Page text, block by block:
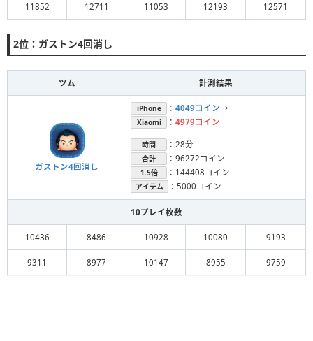
11852 12711 11053 12193 12571
2位：ガストン4回消し
ツム 計測結果
ガストン4回消し
iPhone ： 4049コイン→
Xiaomi ： 4979コイン
時間 ：28分
合計 ：96272コイン
1.5倍 ：144408コイン
アイテム ：5000コイン
10プレイ枚数
10436 8486 10928 10080 9193
9311 8977 10147 8955 9759